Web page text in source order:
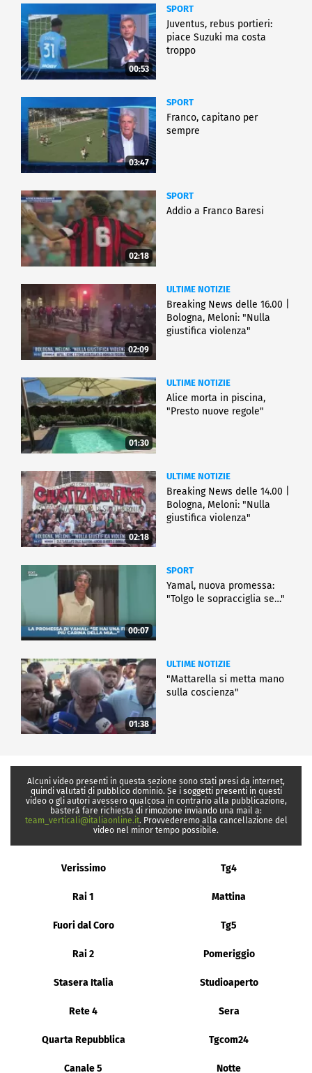
00:53
SPORT
Juventus, rebus portieri:
piace Suzuki ma costa
troppo
03:47
SPORT
Franco, capitano per
sempre
02:18
SPORT
Addio a Franco Baresi
02:09
ULTIME NOTIZIE
Breaking News delle 16.00 |
Bologna, Meloni: "Nulla
giustifica violenza"
01:30
ULTIME NOTIZIE
Alice morta in piscina,
"Presto nuove regole"
02:18
ULTIME NOTIZIE
Breaking News delle 14.00 |
Bologna, Meloni: "Nulla
giustifica violenza"
00:07
SPORT
Yamal, nuova promessa:
"Tolgo le sopracciglia se…"
01:38
ULTIME NOTIZIE
"Mattarella si metta mano
sulla coscienza"
Alcuni video presenti in questa sezione sono stati presi da internet,
quindi valutati di pubblico dominio. Se i soggetti presenti in questi
video o gli autori avessero qualcosa in contrario alla pubblicazione,
basterà fare richiesta di rimozione inviando una mail a:
team_verticali@italiaonline.it. Provvederemo alla cancellazione del
video nel minor tempo possibile.
Verissimo Tg4
Rai 1 Mattina
Fuori dal Coro Tg5
Rai 2 Pomeriggio
Stasera Italia Studioaperto
Rete 4 Sera
Quarta Repubblica Tgcom24
Canale 5 Notte